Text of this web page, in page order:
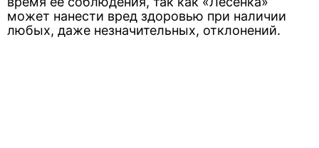
может нанести вред здоровью при наличии
любых, даже незначительных, отклонений.